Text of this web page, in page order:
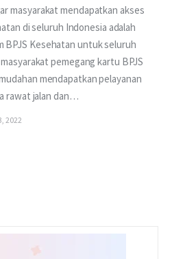
masyarakat mendapatkan akses
di seluruh Indonesia adalah
BPJS Kesehatan untuk seluruh
pemegang kartu BPJS
mendapatkan pelayanan
rawat jalan dan…
2022